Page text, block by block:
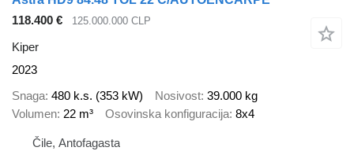
118.400 €
125.000.000 CLP
Kiper
2023
Snaga 480 k.s. (353 kW) Nosivost 39.000 kg
Volumen 22 m³ Osovinska konfiguracija 8x4
Čile, Antofagasta